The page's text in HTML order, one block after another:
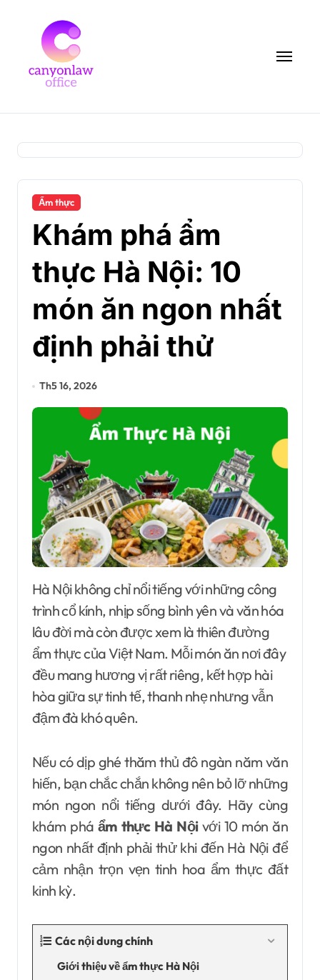
Ẩm thực
Khám phá ẩm
thực Hà Nội: 10
món ăn ngon nhất
định phải thử
Th5 16, 2026
Hà Nội không chỉ nổi tiếng với những công
trình cổ kính, nhịp sống bình yên và văn hóa
lâu đời mà còn được xem là thiên đường
ẩm thực của Việt Nam. Mỗi món ăn nơi đây
đều mang hương vị rất riêng, kết hợp hài
hòa giữa sự tinh tế, thanh nhẹ nhưng vẫn
đậm đà khó quên.
Nếu có dịp ghé thăm thủ đô ngàn năm văn
hiến, bạn chắc chắn không nên bỏ lỡ những
món ngon nổi tiếng dưới đây. Hãy cùng
khám pháẩm thực Hà Nộivới 10 món ăn
ngon nhất định phải thử khi đến Hà Nội để
cảm nhận trọn vẹn tinh hoa ẩm thực đất
kinh kỳ.
Các nội dung chính
Giới thiệu về ẩm thực Hà Nội